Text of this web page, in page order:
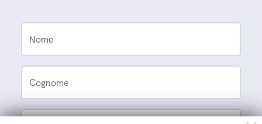
Nome
Cognome